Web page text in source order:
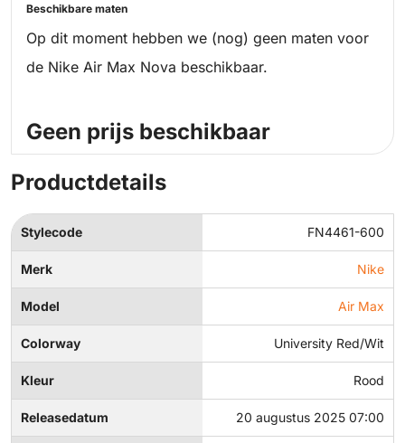
Beschikbare maten
Op dit moment hebben we (nog) geen maten voor
de Nike Air Max Nova beschikbaar.
Geen prijs beschikbaar
Productdetails
Stylecode FN4461-600
Merk Nike
Model Air Max
Colorway University Red/Wit
Kleur Rood
Releasedatum 20 augustus 2025 07:00